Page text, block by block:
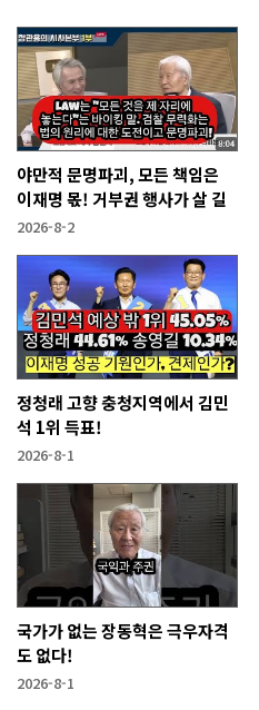
야만적 문명파괴, 모든 책임은
이재명 몫! 거부권 행사가 살 길
2026-8-2
정청래 고향 충청지역에서 김민
석 1위 득표!
2026-8-1
국가가 없는 장동혁은 극우자격
도 없다!
2026-8-1